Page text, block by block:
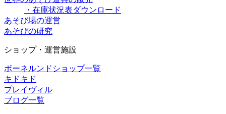
・在庫状況表ダウンロード
あそび場の運営
あそびの研究
ショップ・運営施設
ボーネルンドショップ一覧
キドキド
プレイヴィル
ブログ一覧